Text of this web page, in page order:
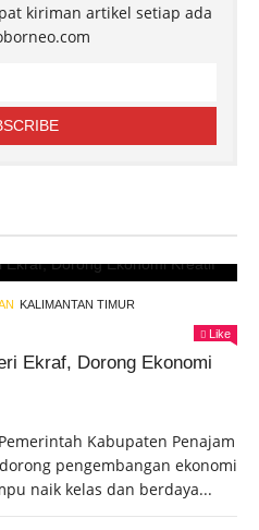
kiriman artikel setiap ada
KALIMANTAN TIMUR
Like
Ekraf, Dorong Ekonomi
Kabupaten Penajam
pengembangan ekonomi
naik kelas dan berdaya...